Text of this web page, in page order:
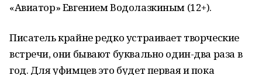
«Авиатор» Евгением Водолазкиным (12+).
Писатель крайне редко устраивает творческие
встречи, они бывают буквально один-два раза в
год. Для уфимцев это будет первая и пока